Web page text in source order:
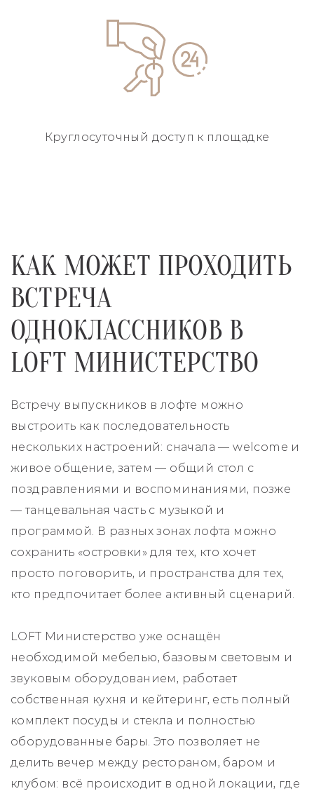
Круглосуточный доступ к площадке
КАК МОЖЕТ ПРОХОДИТЬ
ВСТРЕЧА
ОДНОКЛАССНИКОВ В
LOFT МИНИСТЕРСТВО
Встречу выпускников в лофте можно
выстроить как последовательность
нескольких настроений: сначала — welcome и
живое общение, затем — общий стол с
поздравлениями и воспоминаниями, позже
— танцевальная часть с музыкой и
программой. В разных зонах лофта можно
сохранить «островки» для тех, кто хочет
просто поговорить, и пространства для тех,
кто предпочитает более активный сценарий.
LOFT Министерство уже оснащён
необходимой мебелью, базовым световым и
звуковым оборудованием, работает
собственная кухня и кейтеринг, есть полный
комплект посуды и стекла и полностью
оборудованные бары. Это позволяет не
делить вечер между рестораном, баром и
клубом: всё происходит в одной локации, где